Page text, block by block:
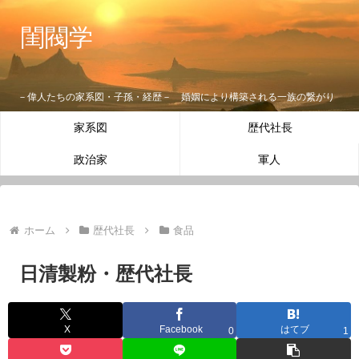
閨閥学
－偉人たちの家系図・子孫・経歴－ 婚姻により構築される一族の繋がり
家系図 歴代社長
政治家 軍人
ホーム 歴代社長 食品
日清製粉・歴代社長
X Facebook 0 はてブ 1